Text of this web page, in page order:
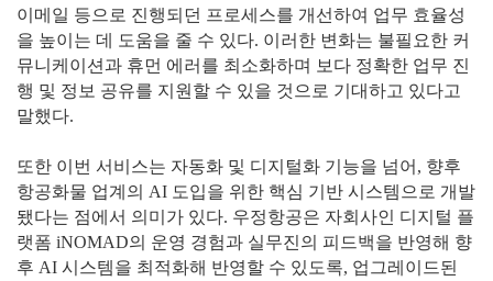
이메일 등으로 진행되던 프로세스를 개선하여 업무 효율성
을 높이는 데 도움을 줄 수 있다. 이러한 변화는 불필요한 커
뮤니케이션과 휴먼 에러를 최소화하며 보다 정확한 업무 진
행 및 정보 공유를 지원할 수 있을 것으로 기대하고 있다고
말했다.
또한 이번 서비스는 자동화 및 디지털화 기능을 넘어, 향후
항공화물 업계의 AI 도입을 위한 핵심 기반 시스템으로 개발
됐다는 점에서 의미가 있다. 우정항공은 자회사인 디지털 플
랫폼 iNOMAD의 운영 경험과 실무진의 피드백을 반영해 향
후 AI 시스템을 최적화해 반영할 수 있도록, 업그레이드된